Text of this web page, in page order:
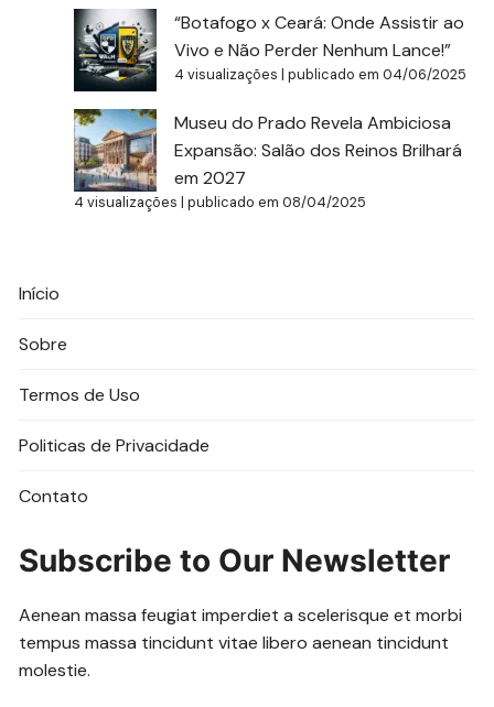
“Botafogo x Ceará: Onde Assistir ao
Vivo e Não Perder Nenhum Lance!”
4 visualizações |publicado em 04/06/2025
Museu do Prado Revela Ambiciosa
Expansão: Salão dos Reinos Brilhará
em 2027
4 visualizações |publicado em 08/04/2025
Início
Sobre
Termos de Uso
Politicas de Privacidade
Contato
Subscribe to Our Newsletter
Aenean massa feugiat imperdiet a scelerisque et morbi
tempus massa tincidunt vitae libero aenean tincidunt
molestie.